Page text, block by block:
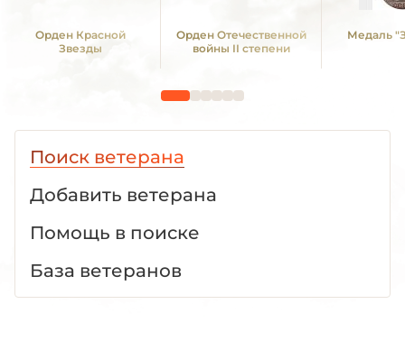
Орден Красной
Звезды
Орден Отечественной
войны II степени
Медаль
Поиск ветерана
Добавить ветерана
Помощь в поиске
База ветеранов